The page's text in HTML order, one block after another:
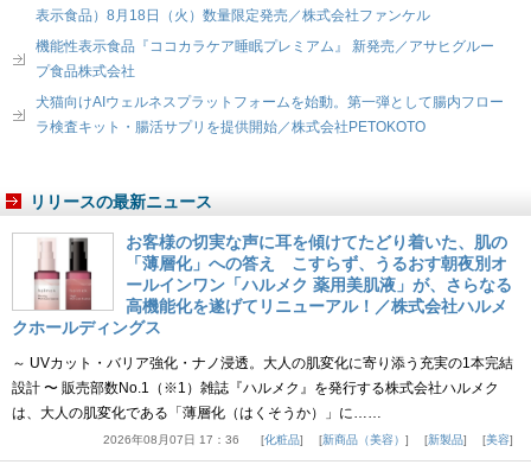
表示食品）8月18日（火）数量限定発売／株式会社ファンケル
機能性表示食品『ココカラケア睡眠プレミアム』 新発売／アサヒグルー
プ食品株式会社
犬猫向けAIウェルネスプラットフォームを始動。第一弾として腸内フロー
ラ検査キット・腸活サプリを提供開始／株式会社PETOKOTO
リリースの最新ニュース
お客様の切実な声に耳を傾けてたどり着いた、肌の
「薄層化」への答え こすらず、うるおす朝夜別オ
ールインワン「ハルメク 薬用美肌液」が、さらなる
高機能化を遂げてリニューアル！／株式会社ハルメ
クホールディングス
～ UVカット・バリア強化・ナノ浸透。大人の肌変化に寄り添う充実の1本完結
設計 〜 販売部数No.1（※1）雑誌『ハルメク』を発行する株式会社ハルメク
は、大人の肌変化である「薄層化（はくそうか）」に……
2026年08月07日 17：36 化粧品 新商品（美容） 新製品 美容